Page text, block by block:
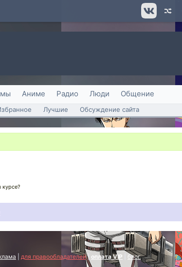
Аниме Радио Люди Общение
Лучшие Обсуждение сайта
для правообладателей| оплата VIP
блог